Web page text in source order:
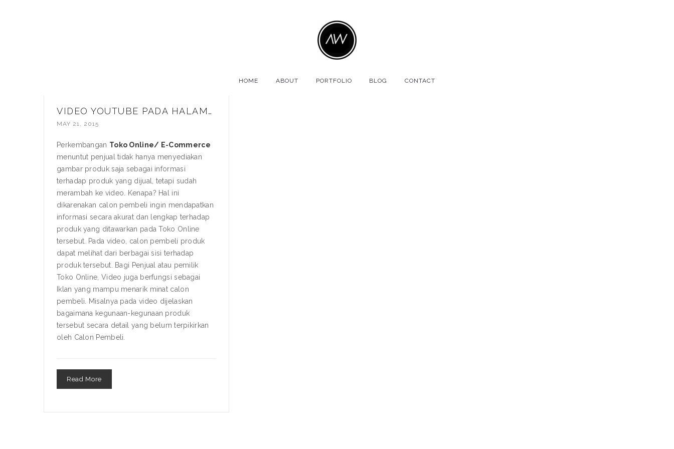
HOME ABOUT PORTFOLIO BLOG CONTACT
VIDEO YOUTUBE PADA HALAMAN PRODUK WEBSITE MAGENTO
MAY 21, 2015
Perkembangan Toko Online/ E-Commerce
menuntut penjual tidak hanya menyediakan
gambar produk saja sebagai informasi
terhadap produk yang dijual, tetapi sudah
merambah ke video. Kenapa? Hal ini
dikarenakan calon pembeli ingin mendapatkan
informasi secara akurat dan lengkap terhadap
produk yang ditawarkan pada Toko Online
tersebut. Pada video, calon pembeli produk
dapat melihat dari berbagai sisi terhadap
produk tersebut. Bagi Penjual atau pemilik
Toko Online, Video juga berfungsi sebagai
Iklan yang mampu menarik minat calon
pembeli. Misalnya pada video dijelaskan
bagaimana kegunaan-kegunaan produk
tersebut secara detail yang belum terpikirkan
oleh Calon Pembeli.
Read More